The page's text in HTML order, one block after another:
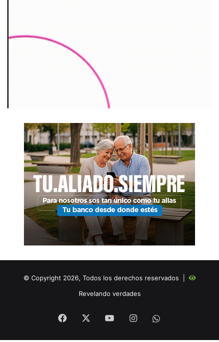
© Copyright 2026, Todos los derechos reservados |
Revelando verdades
Facebook YouTubeInstagram